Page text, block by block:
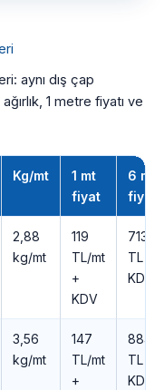
aynı dış çap
1 metre fiyatı ve
Kg/mt
1 mt
fiyat
6 mt
fiyatı
2,88
kg/mt
119
TL/mt
+
KDV
713
TL +
KDV
3,56
kg/mt
147
TL/mt
+
884
TL +
KDV